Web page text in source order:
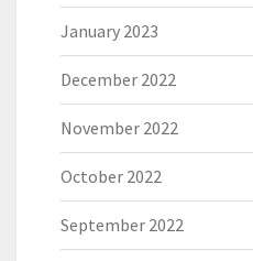
January 2023
December 2022
November 2022
October 2022
September 2022